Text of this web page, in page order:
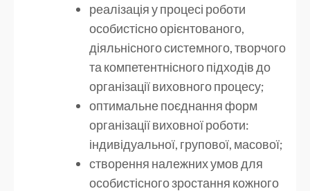
реалізація у процесі роботи
особистісно орієнтованого,
діяльнісного системного, творчого
та компетентнісного підходів до
організації виховного процесу;
оптимальне поєднання форм
організації виховної роботи:
індивідуальної, групової, масової;
створення належних умов для
особистісного зростання кожного